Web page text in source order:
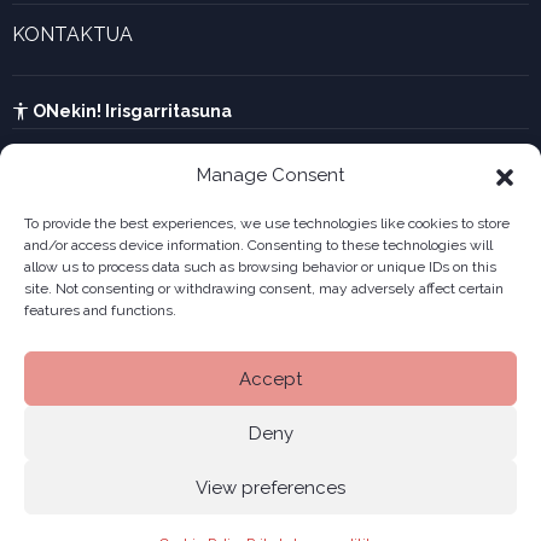
Manage Consent
To provide the best experiences, we use technologies like cookies to store
and/or access device information. Consenting to these technologies will
allow us to process data such as browsing behavior or unique IDs on this
site. Not consenting or withdrawing consent, may adversely affect certain
features and functions.
Accept
Deny
View preferences
UTA kalkulagailua
KONTAKTUA
ONekin! Irisgarritasuna